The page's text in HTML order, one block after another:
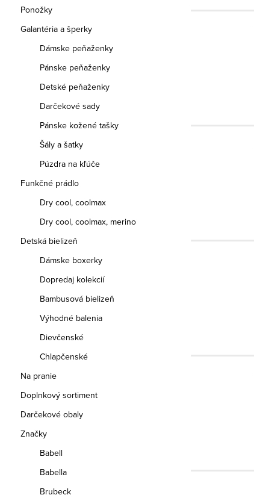
Ponožky
Galantéria a šperky
Dámske peňaženky
Pánske peňaženky
Detské peňaženky
Darčekové sady
Pánske kožené tašky
Šály a šatky
Púzdra na kľúče
Funkčné prádlo
Dry cool, coolmax
Dry cool, coolmax, merino
Detská bielizeň
Dámske boxerky
Dopredaj kolekcií
Bambusová bielizeň
Výhodné balenia
Dievčenské
Chlapčenské
Na pranie
Doplnkový sortiment
Darčekové obaly
Značky
Babell
Babella
Brubeck